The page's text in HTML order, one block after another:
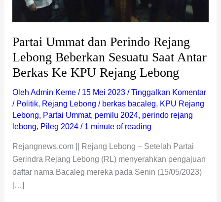
Partai Ummat dan Perindo Rejang
Lebong Beberkan Sesuatu Saat Antar
Berkas Ke KPU Rejang Lebong
Oleh Admin Keme / 15 Mei 2023 /Tinggalkan Komentar
/ Politik, Rejang Lebong / berkas bacaleg, KPU Rejang
Lebong, Partai Ummat, pemilu 2024, perindo rejang
lebong, Pileg 2024/ 1 minute of reading
Rejangnews.com || Rejang Lebong – Setelah Partai
Gerindra Rejang Lebong (RL) menyerahkan pengajuan
daftar nama Bacaleg mereka pada Senin (15/05/2023)
[…]
Berkas
Ke
Rejang
Lebong